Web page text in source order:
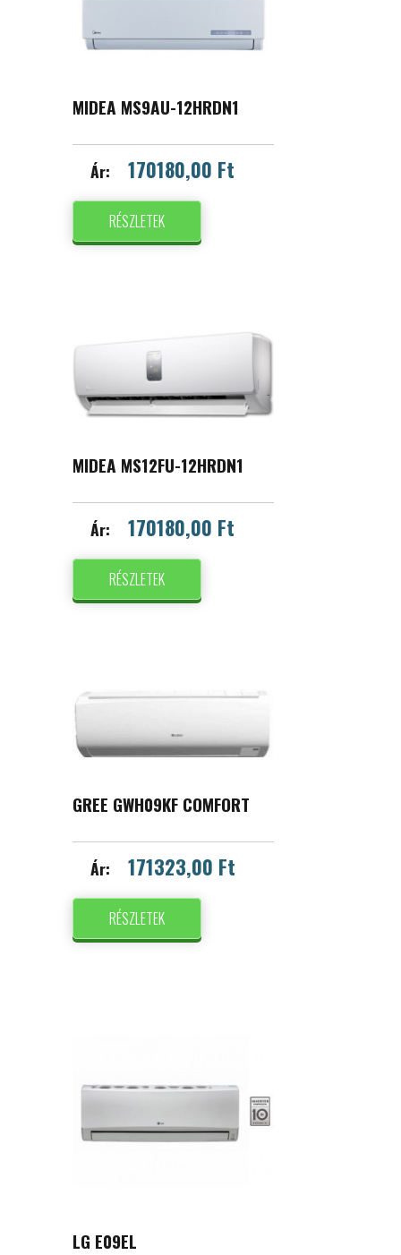
MIDEA MS9AU-12HRDN1
Ár: 170180,00 Ft
RÉSZLETEK
MIDEA MS12FU-12HRDN1
Ár: 170180,00 Ft
RÉSZLETEK
GREE GWH09KF COMFORT
Ár: 171323,00 Ft
RÉSZLETEK
LG E09EL